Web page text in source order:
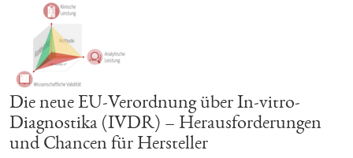
Die neue EU-Verordnung über In-vitro-
Diagnostika (IVDR) – Herausforderungen
und Chancen für Hersteller